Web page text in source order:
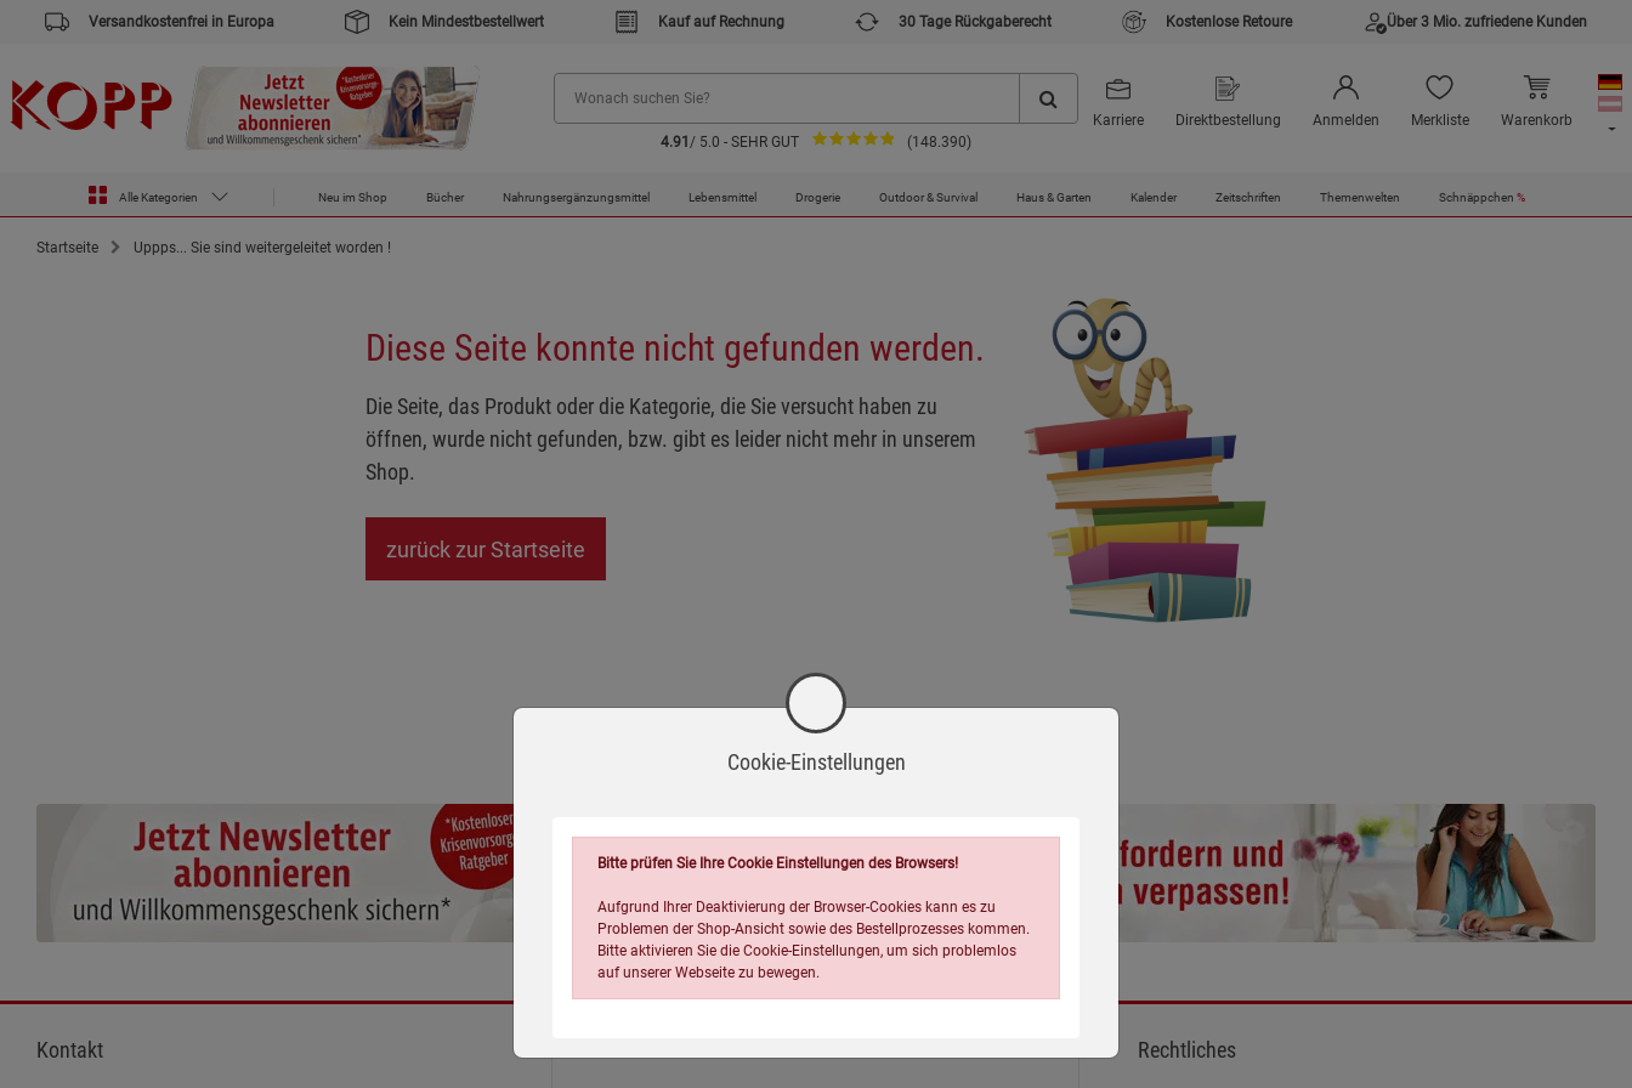
Versandkostenfrei in Europa Kein Mindestbestellwert Kauf auf Rechnung 30 Tage Rückgaberecht Kostenlose Retoure Über 3 Mio. zufriedene Kunden
4.91 / 5.0 - SEHR GUT (148.390)
Karriere Direktbestellung Anmelden Merkliste Warenkorb
Alle Kategorien Neu im Shop Bücher Nahrungsergänzungsmittel Lebensmittel Drogerie Outdoor & Survival Haus & Garten Kalender Zeitschriften Themenwelten Schnäppchen %
Startseite Uppps... Sie sind weitergeleitet worden !
Diese Seite konnte nicht gefunden werden.
Die Seite, das Produkt oder die Kategorie, die Sie versucht haben zu
öffnen, wurde nicht gefunden, bzw. gibt es leider nicht mehr in unserem
Shop.
zurück zur Startseite
Kontakt Rechtliches
Cookie-Einstellungen
Bitte prüfen Sie Ihre Cookie Einstellungen des Browsers!
Aufgrund Ihrer Deaktivierung der Browser-Cookies kann es zu
Problemen der Shop-Ansicht sowie des Bestellprozesses kommen.
Bitte aktivieren Sie die Cookie-Einstellungen, um sich problemlos
auf unserer Webseite zu bewegen.